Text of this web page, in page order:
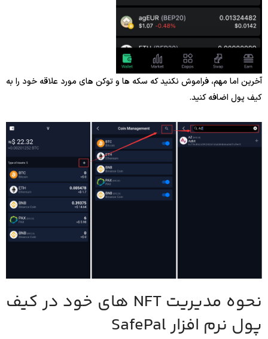
آخرین اما مهم، فراموش نکنید که سکه ها و توکن های مورد علاقه خود را به
کیف پول اضافه کنید.
نحوه مدیریت NFT های خود در کیف
پول نرم افزار SafePal